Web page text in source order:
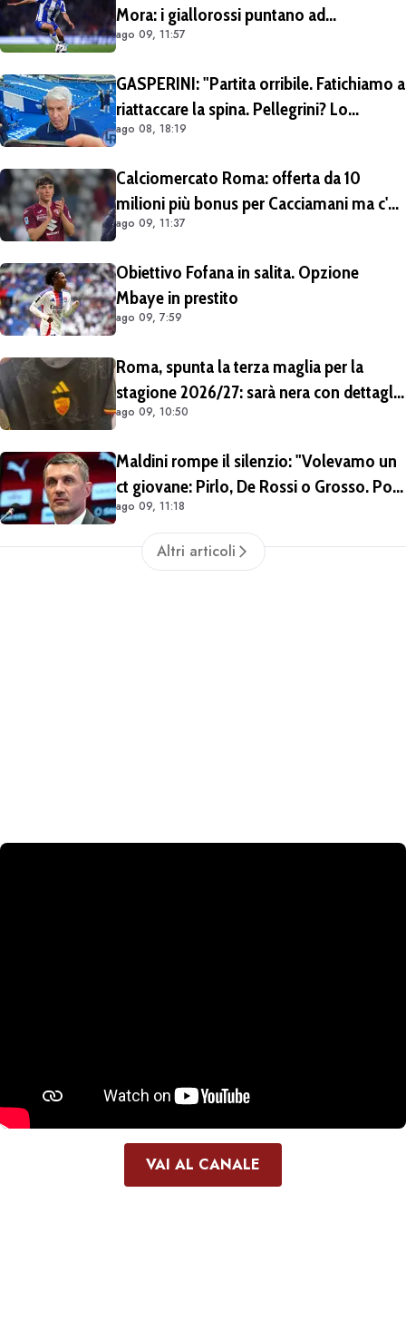
Mora: i giallorossi puntano ad
acquistarlo a titolo definitivo.
ago 09, 11:57
GASPERINI: "Partita orribile. Fatichiamo a
riattaccare la spina. Pellegrini? Lo
rivedremo in campo tra un mese.
ago 08, 18:19
Calciomercato Roma: offerta da 10
milioni più bonus per Cacciamani ma c'è
distanza, interesse anche dell'Inter.
ago 09, 11:37
Obiettivo Fofana in salita. Opzione
Mbaye in prestito
ago 09, 7:59
Roma, spunta la terza maglia per la
stagione 2026/27: sarà nera con dettagli
giallorossi
ago 09, 10:50
Maldini rompe il silenzio: "Volevamo un
ct giovane: Pirlo, De Rossi o Grosso. Poi
Malagò mi ha detto: «Pirlo non si può
prendere, decido io il Ct»"
ago 09, 11:18
Altri articoli
VAI AL CANALE